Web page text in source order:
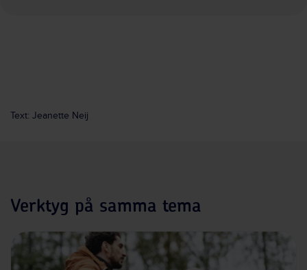
Text: Jeanette Neij
Verktyg på samma tema